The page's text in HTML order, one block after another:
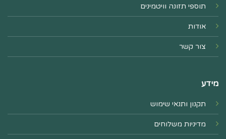
תוספי תזונה וויטמינים
אודות
צור קשר
מידע
תקנון ותנאי שימוש
מדיניות משלוחים